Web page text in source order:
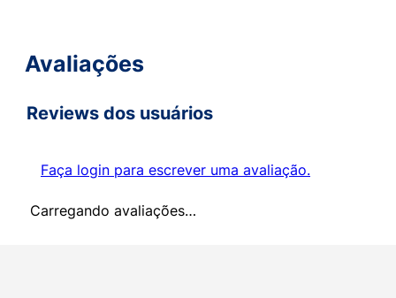
Avaliações
Reviews dos usuários
Faça login para escrever uma avaliação.
Carregando avaliações…